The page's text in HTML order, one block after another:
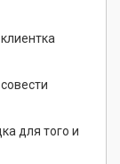
для того и